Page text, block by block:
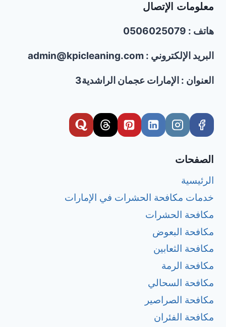
الشارقة/0506025079
معلومات الإتصال
هاتف : 0506025079
البريد الإلكتروني : admin@kpicleaning.com
العنوان : الإمارات عجمان الراشدية3
الصفحات
الرئيسية
خدمات مكافحة الحشرات في الإمارات
مكافحة الحشرات
مكافحة البعوض
مكافحة الثعابين
مكافحة الرمة
مكافحة السحالي
مكافحة الصراصير
مكافحة الفئران